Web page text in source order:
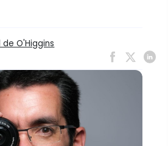
O'Higgins